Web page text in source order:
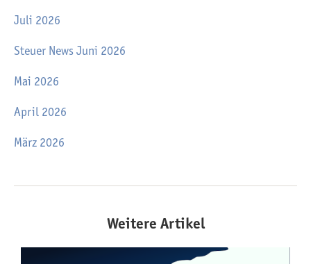
Juli 2026
Steuer News Juni 2026
Mai 2026
April 2026
März 2026
Weitere Artikel